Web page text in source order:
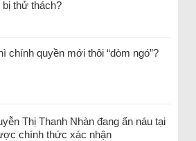
bị thử thách?
chính quyền mới thôi “dòm ngó”?
Thị Thanh Nhàn đang ẩn náu tại
chính thức xác nhận